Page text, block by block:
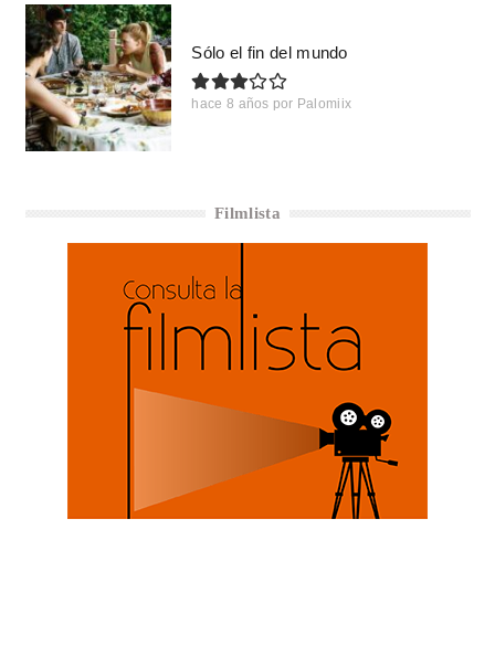
Sólo el fin del mundo
hace 8 años por Palomiix
Filmlista